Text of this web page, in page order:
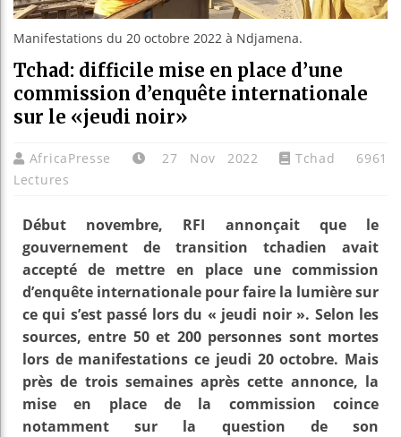
Manifestations du 20 octobre 2022 à Ndjamena.
Tchad: difficile mise en place d’une
commission d’enquête internationale
sur le «jeudi noir»
AfricaPresse 27 Nov 2022 Tchad
6961
Lectures
Début novembre, RFI annonçait que le
gouvernement de transition tchadien avait
accepté de mettre en place une commission
d’enquête internationale pour faire la lumière sur
ce qui s’est passé lors du « jeudi noir ». Selon les
sources, entre 50 et 200 personnes sont mortes
lors de manifestations ce jeudi 20 octobre. Mais
près de trois semaines après cette annonce, la
mise en place de la commission coince
notamment sur la question de son